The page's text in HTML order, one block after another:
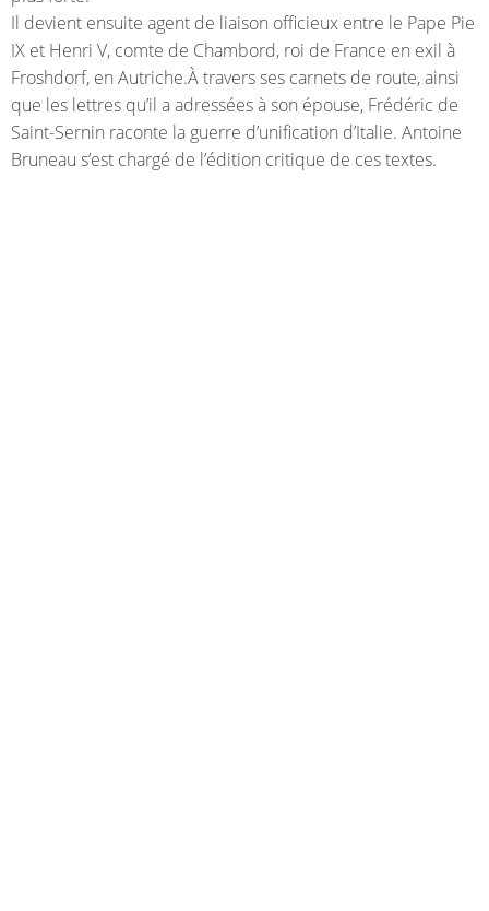
Il devient ensuite agent de liaison officieux entre le Pape Pie
IX et Henri V, comte de Chambord, roi de France en exil à
Froshdorf, en Autriche.À travers ses carnets de route, ainsi
que les lettres qu’il a adressées à son épouse, Frédéric de
Saint-Sernin raconte la guerre d’unification d’Italie. Antoine
Bruneau s’est chargé de l’édition critique de ces textes.